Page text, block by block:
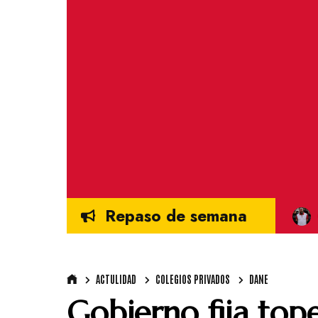
Repaso de semana
ACTULIDAD COLEGIOS PRIVADOS DANE